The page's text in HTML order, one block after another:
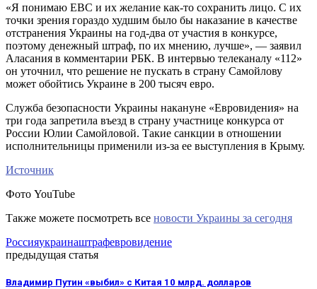
«Я понимаю EBC и их желание как-то сохранить лицо. С их
точки зрения гораздо худшим было бы наказание в качестве
отстранения Украины на год-два от участия в конкурсе,
поэтому денежный штраф, по их мнению, лучше», — заявил
Аласания в комментарии РБК. В интервью телеканалу «112»
он уточнил, что решение не пускать в страну Самойлову
может обойтись Украине в 200 тысяч евро.
Служба безопасности Украины накануне «Евровидения» на
три года запретила въезд в страну участнице конкурса от
России Юлии Самойловой. Такие санкции в отношении
исполнительницы применили из-за ее выступления в Крыму.
Источник
Фото YouTube
Также можете посмотреть все новости Украины за сегодня
Россияукраинаштрафевровидение
предыдущая статья
Владимир Путин «выбил» с Китая 10 млрд. долларов